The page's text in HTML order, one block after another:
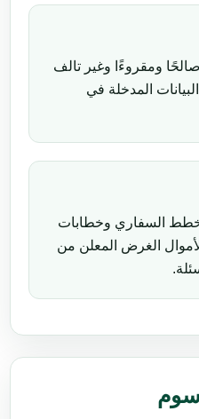
ومقروءًا وغير تالف
المدخلة في
السفاري وخطابات
الغرض المعلن من